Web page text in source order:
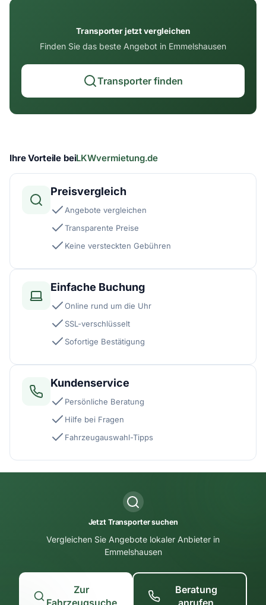
Transporter jetzt vergleichen
Finden Sie das beste Angebot in Emmelshausen
Transporter finden
Ihre Vorteile beiLKWvermietung.de
Preisvergleich
Angebote vergleichen
Transparente Preise
Keine versteckten Gebühren
Einfache Buchung
Online rund um die Uhr
SSL-verschlüsselt
Sofortige Bestätigung
Kundenservice
Persönliche Beratung
Hilfe bei Fragen
Fahrzeugauswahl-Tipps
Jetzt Transporter suchen
Vergleichen Sie Angebote lokaler Anbieter in
Emmelshausen
Zur
Beratung